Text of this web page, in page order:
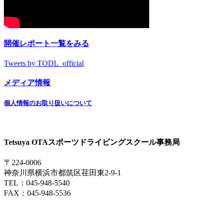
開催レポート一覧をみる
Tweets by TODL_official
メディア情報
個人情報のお取り扱いについて
Tetsuya OTAスポーツドライビングスクール事務局
〒224-0006
神奈川県横浜市都筑区荏田東2-9-1
TEL：045-948-5540
FAX：045-948-5536